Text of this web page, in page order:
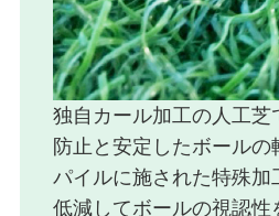
独自カール加工の人工芝
防止と安定したボールの
パイルに施された特殊加
低減してボールの視認性